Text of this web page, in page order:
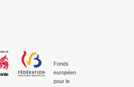
Fonds
européen
pour le